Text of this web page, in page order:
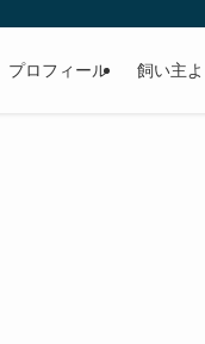
プロフィール 飼い主